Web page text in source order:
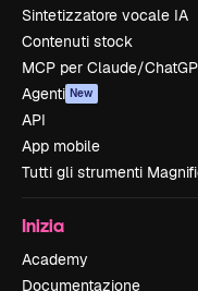
Sintetizzatore vocale IA
Contenuti stock
MCP per Claude/
Agenti New
API
App mobile
Tutti gli strumenti
Inizia
Academy
Documentazione